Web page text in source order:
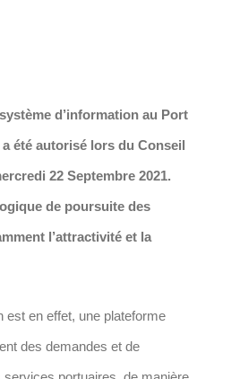
d’information au Port
été autorisé lors du Conseil
22 Septembre 2021.
de poursuite des
l’attractivité et la
est en effet, une plateforme
des demandes et de